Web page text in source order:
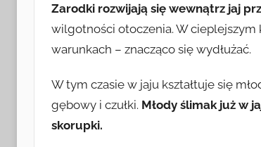
Zarodki rozwijają się wewnątrz jaj
wilgotności otoczenia. W cieplejszym
warunkach – znacząco się wydłużać.
W tym czasie w jaju kształtuje się
gębowy i czułki. Młody ślimak już w
skorupki.